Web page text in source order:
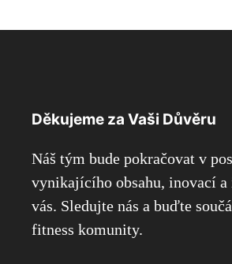
Děkujeme za Vaši Důvěru
Náš tým bude pokračovat v
vynikajícího obsahu, inovací a
vás. Sledujte nás a buďte
fitness komunity.